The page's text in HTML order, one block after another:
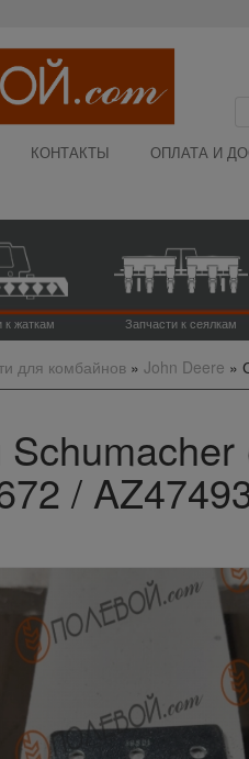
КОНТАКТЫ ОПЛАТА И
к жаткам Запчасти к сеялкам
для комбайнов» John Deere »
/